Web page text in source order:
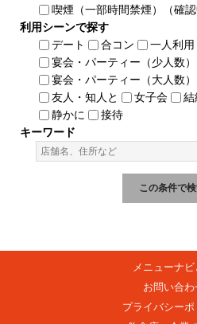
喫煙（一部時間禁煙）（確認
利用シーンで探す
デート
合コン
一人利用
宴会・パーティー（少人数）
宴会・パーティー（大人数）
友人・知人と
女子会 結
静かに
接待
キーワード
メニューナ
お問い合
プライバシー